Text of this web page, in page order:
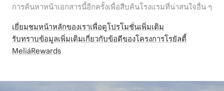
การค้นหาหน้าเอกสารนี้อีกครั้งเพื่อสืบค้นโรงแรมที่น่าสนใจอื่น ๆ
เยี่ยมชมหน้าหลักของเราเพื่อดูโปรโมชั่นเพิ่มเติม
รับทราบข้อมูลเพิ่มเติมเกี่ยวกับข้อดีของโครงการโรยัลตี้
MeliáRewards